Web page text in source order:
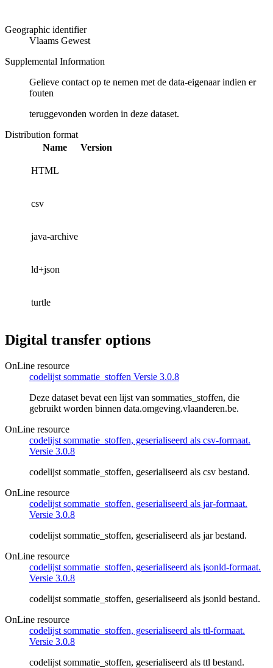
Geographic identifier
Vlaams Gewest
Supplemental Information
Gelieve contact op te nemen met de data-eigenaar indien er
fouten
teruggevonden worden in deze dataset.
Distribution format
Name
Version
HTML
csv
java-archive
ld+json
turtle
Digital transfer options
OnLine resource
codelijst sommatie_stoffen Versie 3.0.8
Deze dataset bevat een lijst van sommaties_stoffen, die
gebruikt worden binnen data.omgeving.vlaanderen.be.
OnLine resource
codelijst sommatie_stoffen, geserialiseerd als csv-formaat.
Versie 3.0.8
codelijst sommatie_stoffen, geserialiseerd als csv bestand.
OnLine resource
codelijst sommatie_stoffen, geserialiseerd als jar-formaat.
Versie 3.0.8
codelijst sommatie_stoffen, geserialiseerd als jar bestand.
OnLine resource
codelijst sommatie_stoffen, geserialiseerd als jsonld-formaat.
Versie 3.0.8
codelijst sommatie_stoffen, geserialiseerd als jsonld bestand.
OnLine resource
codelijst sommatie_stoffen, geserialiseerd als ttl-formaat.
Versie 3.0.8
codelijst sommatie_stoffen, geserialiseerd als ttl bestand.